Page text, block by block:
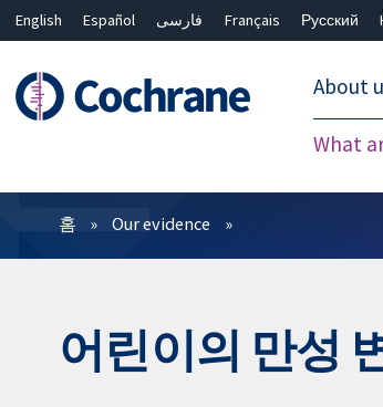
English Español فارسی Français Русский
About
What
필터
홈 Our evidence
어린이의 만성